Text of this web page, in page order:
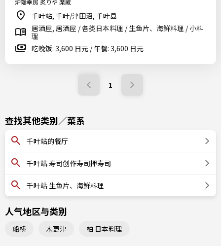
炉端幸房 炙りや 楽蔵
千叶站, 千叶/津田沼, 千叶县
居酒屋, 居酒屋 / 各类日本料理 / 生鱼片、海鲜料理 / 小料
理
吃晚饭: 3,600 日元 / 午餐: 3,600 日元
1
查找其他类别／菜系
千叶站的餐厅
千叶站 寿司创作寿司押寿司
千叶站 生鱼片、海鲜料理
人气地区与类别
船桥 木更津 柏 日本料理